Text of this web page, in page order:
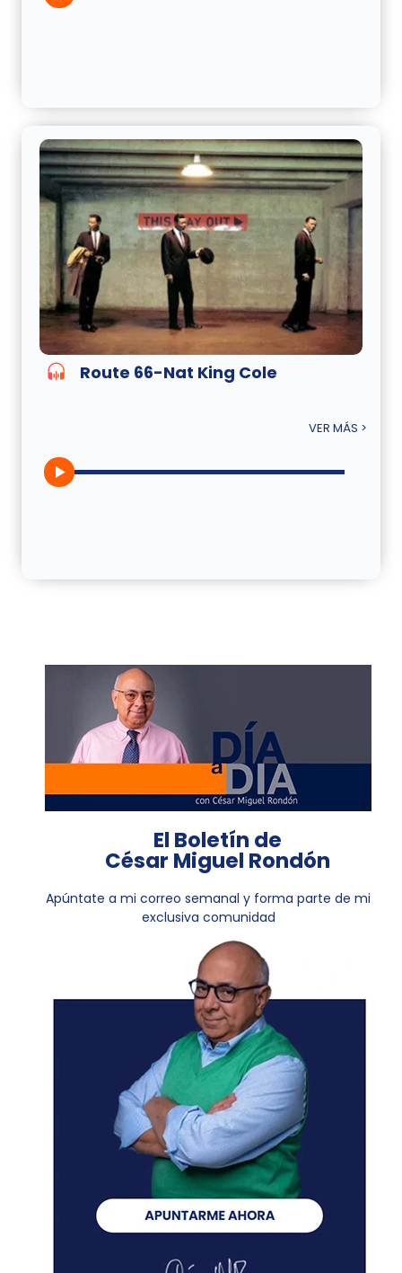
Route 66-Nat King Cole
VER MÁS >
El Boletín de
César Miguel Rondón
Apúntate a mi correo semanal y forma parte de mi
exclusiva comunidad